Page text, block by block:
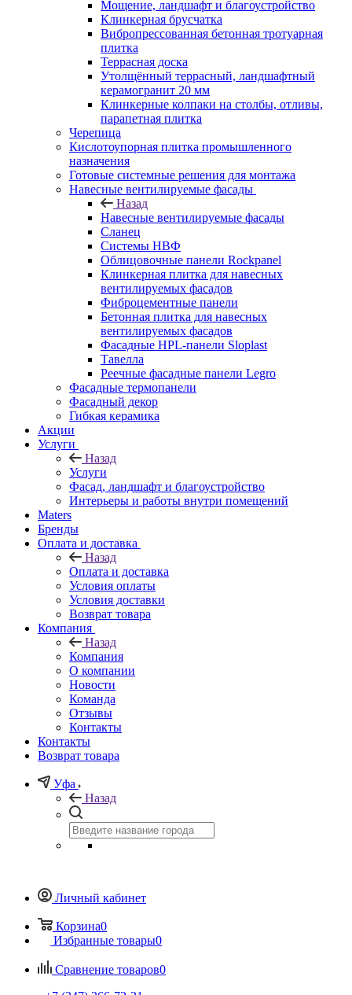
Мощение, ландшафт и благоустройство
Клинкерная брусчатка
Вибропрессованная бетонная тротуарная
плитка
Террасная доска
Утолщённый террасный, ландшафтный
керамогранит 20 мм
Клинкерные колпаки на столбы, отливы,
парапетная плитка
Черепица
Кислотоупорная плитка промышленного
назначения
Готовые системные решения для монтажа
Навесные вентилируемые фасады
Назад
Навесные вентилируемые фасады
Сланец
Системы НВФ
Облицовочные панели Rockpanel
Клинкерная плитка для навесных
вентилируемых фасадов
Фиброцементные панели
Бетонная плитка для навесных
вентилируемых фасадов
Фасадные HPL-панели Sloplast
Тавелла
Реечные фасадные панели Legro
Фасадные термопанели
Фасадный декор
Гибкая керамика
Акции
Услуги
Назад
Услуги
Фасад, ландшафт и благоустройство
Интерьеры и работы внутри помещений
Maters
Бренды
Оплата и доставка
Назад
Оплата и доставка
Условия оплаты
Условия доставки
Возврат товара
Компания
Назад
Компания
О компании
Новости
Команда
Отзывы
Контакты
Контакты
Возврат товара
Уфа
Назад
Личный кабинет
Корзина0
Избранные товары0
Сравнение товаров0